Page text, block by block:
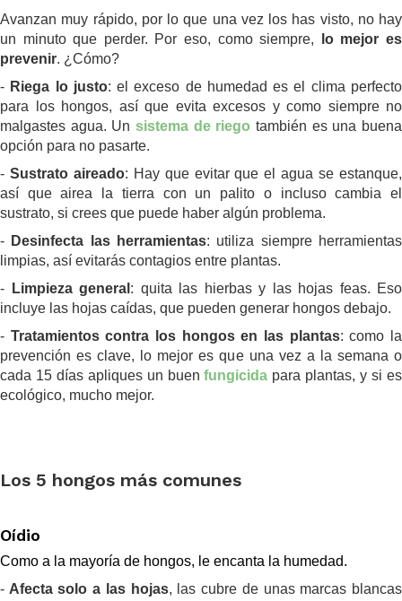
Avanzan muy rápido, por lo que una vez los has visto, no hay
un minuto que perder. Por eso, como siempre,
lo mejor es
prevenir. ¿Cómo?
- Riega lo justo: el exceso de humedad es el clima perfecto
para los hongos, así que evita excesos y como siempre no
malgastes agua. Un sistema de riego también es una buena
opción para no pasarte.
- Sustrato aireado: Hay que evitar que el agua se estanque,
así que airea la tierra con un palito o incluso cambia el
sustrato, si crees que puede haber algún problema.
- Desinfecta las herramientas: utiliza siempre herramientas
limpias, así evitarás contagios entre plantas.
-
Limpieza general : quita las hierbas y las hojas feas. Eso
incluye las hojas caídas, que pueden generar hongos debajo.
- Tratamientos contra los hongos en las plantas: como la
prevención es clave, lo mejor es que una vez a la semana o
cada 15 días apliques un buenfungicida para plantas, y si es
ecológico, mucho mejor.
Los 5 hongos más comunes
Oídio
Como a la mayoría de hongos, le encanta la humedad.
- Afecta solo a las hojas, las cubre de unas marcas blancas